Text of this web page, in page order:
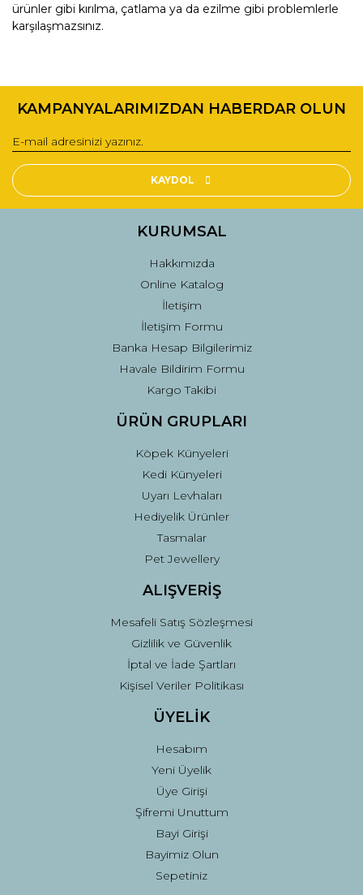
ürünler gibi kırılma, çatlama ya da ezilme gibi problemlerle
karşılaşmazsınız.
konularda yetersiz gördüğünüz noktaları öneri formunu
Görüş ve önerileriniz için teşekkür ederiz.
Ürün resmi kalitesiz, bozuk veya görüntülenemiyor.
Ürün açıklamasında eksik bilgiler bulunuyor.
Ürün fiyatı diğer sitelerden daha pahalı.
Gönder
KAMPANYALARIMIZDAN HABERDAR OLUN
KAYDOL
KURUMSAL
Hakkımızda
Online Katalog
İletişim
İletişim Formu
Banka Hesap Bilgilerimiz
Havale Bildirim Formu
Kargo Takibi
ÜRÜN GRUPLARI
Köpek Künyeleri
Kedi Künyeleri
Uyarı Levhaları
Hediyelik Ürünler
Tasmalar
Pet Jewellery
ALIŞVERİŞ
Mesafeli Satış Sözleşmesi
Gizlilik ve Güvenlik
İptal ve İade Şartları
Kişisel Veriler Politikası
ÜYELİK
Hesabım
Yeni Üyelik
Üye Girişi
Şifremi Unuttum
Bayi Girişi
Bayimiz Olun
Sepetiniz